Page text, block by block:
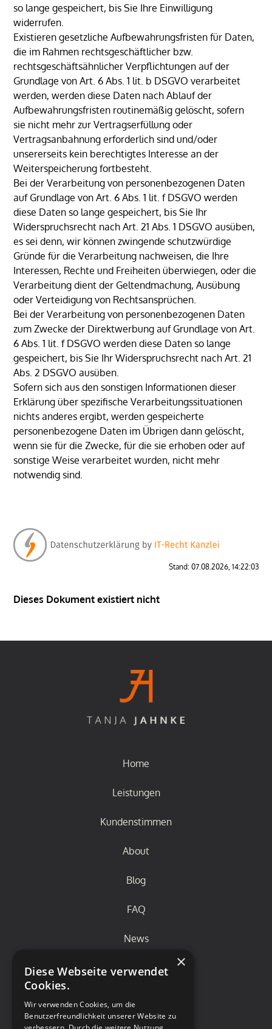
so lange gespeichert, bis Sie Ihre Einwilligung
widerrufen.
Existieren gesetzliche Aufbewahrungsfristen für Daten,
die im Rahmen rechtsgeschäftlicher bzw.
rechtsgeschäftsähnlicher Verpflichtungen auf der
Grundlage von Art. 6 Abs. 1 lit. b DSGVO verarbeitet
werden, werden diese Daten nach Ablauf der
Aufbewahrungsfristen routinemäßig gelöscht, sofern
sie nicht mehr zur Vertragserfüllung oder
Vertragsanbahnung erforderlich sind und/oder
unsererseits kein berechtigtes Interesse an der
Weiterspeicherung fortbesteht.
Bei der Verarbeitung von personenbezogenen Daten
auf Grundlage von Art. 6 Abs. 1 lit. f DSGVO werden
diese Daten so lange gespeichert, bis Sie Ihr
Widerspruchsrecht nach Art. 21 Abs. 1 DSGVO ausüben,
es sei denn, wir können zwingende schutzwürdige
Gründe für die Verarbeitung nachweisen, die Ihre
Interessen, Rechte und Freiheiten überwiegen, oder die
Verarbeitung dient der Geltendmachung, Ausübung
oder Verteidigung von Rechtsansprüchen.
Bei der Verarbeitung von personenbezogenen Daten
zum Zwecke der Direktwerbung auf Grundlage von Art.
6 Abs. 1 lit. f DSGVO werden diese Daten so lange
gespeichert, bis Sie Ihr Widerspruchsrecht nach Art. 21
Abs. 2 DSGVO ausüben.
Sofern sich aus den sonstigen Informationen dieser
Erklärung über spezifische Verarbeitungssituationen
nichts anderes ergibt, werden gespeicherte
personenbezogene Daten im Übrigen dann gelöscht,
wenn sie für die Zwecke, für die sie erhoben oder auf
sonstige Weise verarbeitet wurden, nicht mehr
notwendig sind.
Stand: 07.08.2026, 14:22:03
Dieses Dokument existiert nicht
Home
Leistungen
Kundenstimmen
About
Blog
FAQ
News
×
Diese Webseite verwendet
Cookies.
Wir verwenden Cookies, um die
Benutzerfreundlichkeit unserer Website zu